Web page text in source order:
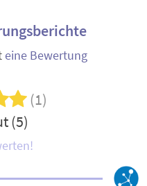
eine Bewertung
(1)
(5)